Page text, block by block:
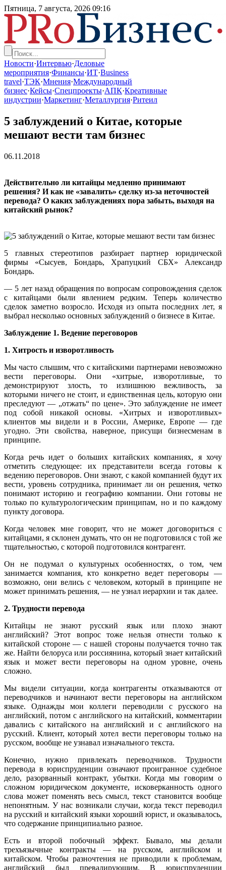
Пятница, 7 августа, 2026 09:16
Новости·Интервью·Деловые
мероприятия·Финансы·ИТ·Business
travel·ТЭК·Мнения·Международный
бизнес·Кейсы·Спецпроекты·АПК·Креативные
индустрии·Маркетинг·Металлургия·Ритеил
5 заблуждений о Китае, которые
мешают вести там бизнес
06.11.2018
Действительно ли китайцы медленно принимают
решения? И как не «завалить» сделку из-за неточностей
перевода? О каких заблуждениях пора забыть, выходя на
китайский рынок?
5 главных стереотипов разбирает партнер юридической
фирмы «Сысуев, Бондарь, Храпуцкий СБХ» Александр
Бондарь.
— 5 лет назад обращения по вопросам сопровождения сделок
с китайцами были явлением редким. Теперь количество
сделок заметно возросло. Исходя из опыта последних лет, я
выбрал несколько основных заблуждений о бизнесе в Китае.
Заблуждение 1. Ведение переговоров
1. Хитрость и изворотливость
Мы часто слышим, что с китайскими партнерами невозможно
вести переговоры. Они «хитрые, изворотливые, то
демонстрируют злость, то излишнюю вежливость, за
которыми ничего не стоит, и единственная цель, которую они
преследуют — „отжать“ по цене». Это заблуждение не имеет
под собой никакой основы. «Хитрых и изворотливых»
клиентов мы видели и в России, Америке, Европе — где
угодно. Эти свойства, наверное, присущи бизнесменам в
принципе.
Когда речь идет о больших китайских компаниях, я хочу
отметить следующее: их представители всегда готовы к
ведению переговоров. Они знают, с какой компанией будут их
вести, уровень сотрудника, принимает ли он решения, четко
понимают историю и географию компании. Они готовы не
только по культурологическим принципам, но и по каждому
пункту договора.
Когда человек мне говорит, что не может договориться с
китайцами, я склонен думать, что он не подготовился с той же
тщательностью, с которой подготовился контрагент.
Он не подумал о культурных особенностях, о том, чем
занимается компания, кто конкретно ведет переговоры —
возможно, они велись с человеком, который в принципе не
может принимать решения, — не узнал иерархии и так далее.
2. Трудности перевода
Китайцы не знают русский язык или плохо знают
английский? Этот вопрос тоже нельзя отнести только к
китайской стороне — с нашей стороны получается точно так
же. Найти белоруса или россиянина, который знает китайский
язык и может вести переговоры на одном уровне, очень
сложно.
Мы видели ситуации, когда контрагенты отказываются от
переводчиков и начинают вести переговоры на английском
языке. Однажды мои коллеги переводили с русского на
английский, потом с английского на китайский, комментарии
давались с китайского на английский и с английского на
русский. Клиент, который хотел вести переговоры только на
русском, вообще не узнавал изначального текста.
Конечно, нужно привлекать переводчиков. Трудности
перевода в юриспруденции означают проигранное судебное
дело, разорванный контракт, убытки. Когда мы говорим о
сложном юридическом документе, исковерканность одного
слова может поменять весь смысл, текст становится вообще
непонятным. У нас возникали случаи, когда текст переводил
на русский и китайский языки хороший юрист, и оказывалось,
что содержание принципиально разное.
Есть и второй побочный эффект. Бывало, мы делали
трехъязычные контракты — на русском, английском и
китайском. Чтобы разночтения не приводили к проблемам,
английский был превалирующим. В юриспруденции